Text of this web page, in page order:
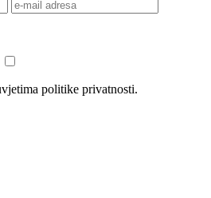
politike privatnosti.